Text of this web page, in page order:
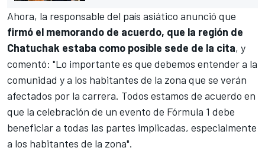
Ahora, la responsable del país asiático anunció que
firmó el memorando de acuerdo, que la región de
Chatuchak estaba como posible sede de la cita, y
comentó: "Lo importante es que debemos entender a la
comunidad y a los habitantes de la zona que se verán
afectados por la carrera. Todos estamos de acuerdo en
que la celebración de un evento de Fórmula 1 debe
beneficiar a todas las partes implicadas, especialmente
a los habitantes de la zona".